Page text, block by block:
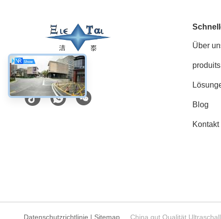
Soziale Medien
Über
produits
Blog
Datenschutzrichtlinie | Sitemap China gut Qualität